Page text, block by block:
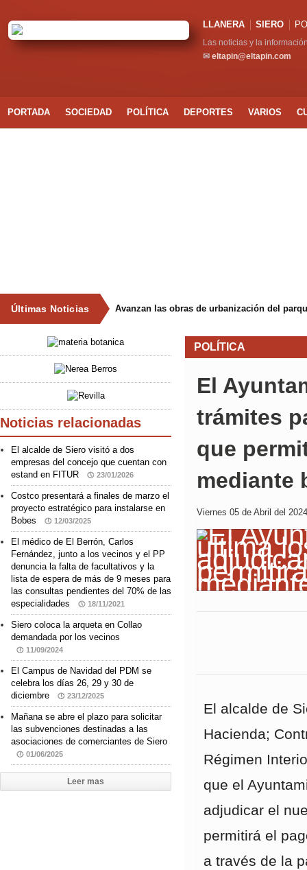
LLANERA SIERO
Las noticias y la
✉ eltapin@eltapin.com
PORTADA SOCIEDAD POLÍTICA DEPORTES VARIOS
Últimas Noticias Avanzan las obras de urbanización del
POLÍTICA
El
trámites
que
mediante
Viernes 05 de Abril del
El alcalde de
Hacienda;
Régimen
que el
adjudicar el
permitirá el
a través de la
Noticias relacionadas
El alcalde de Siero visitó a dos
empresas del concejo que cuentan con
estand en FITUR
23/01/2026
Costco presentará a finales de marzo el
proyecto estratégico para instalarse en
Bobes
12/03/2025
El médico de El Berrón, Carlos
Fernández, junto a los vecinos y el PP
denuncia la falta de facultativos y la
lista de espera de más de 9 meses para
las consultas pendientes del 70% de las
especialidades
18/11/2021
Siero coloca la arqueta en Collao
demandada por los vecinos
11/09/2024
El Campus de Navidad del PDM se
celebra los días 26, 29 y 30 de
diciembre
23/12/2025
Mañana se abre el plazo para solicitar
las subvenciones destinadas a las
asociaciones de comerciantes de Siero
01/06/2025
Leer mas